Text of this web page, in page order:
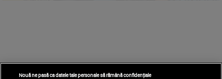
Nouă ne pasă ca datele tale personale să rămână confidențiale